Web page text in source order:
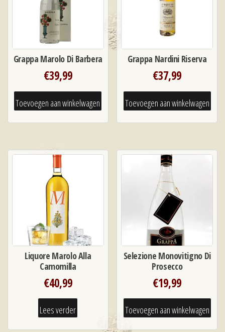
Grappa Marolo Di Barbera
€39,99
Toevoegen aan winkelwagen
Grappa Nardini Riserva
€37,99
Toevoegen aan winkelwagen
Liquore Marolo Alla
Camomilla
€40,99
Lees verder
Selezione Monovitigno Di
Prosecco
€19,99
Toevoegen aan winkelwagen